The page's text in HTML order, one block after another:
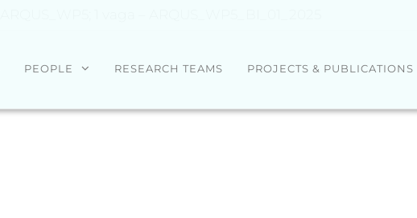
PEOPLE RESEARCH TEAMS PROJECTS & PUBLICATIONS